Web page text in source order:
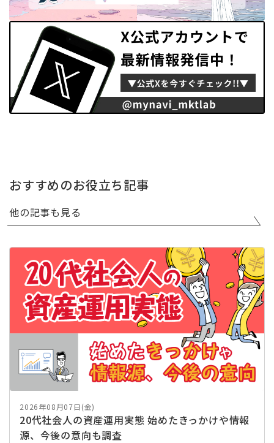
おすすめのお役立ち記事
他の記事も見る
2026年08月07日(金)
20代社会人の資産運用実態 始めたきっかけや情報
源、今後の意向も調査